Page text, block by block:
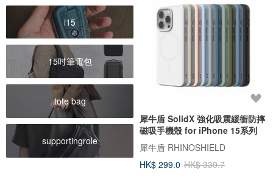
i15
15吋筆電包
tote bag
supportingrole
犀牛盾 SolidX 強化吸震緩衝防摔
磁吸手機殼 for iPhone 15系列
犀牛盾 RHINOSHIELD
HK$ 299.0 HK$ 339.7